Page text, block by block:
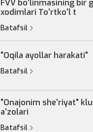
FVV bo'linmasining bir
xodimlari To'rtko'l t
Batafsil
"Oqila ayollar harakati"
Batafsil
"Onajonim she'riyat"
a'zolari
Batafsil